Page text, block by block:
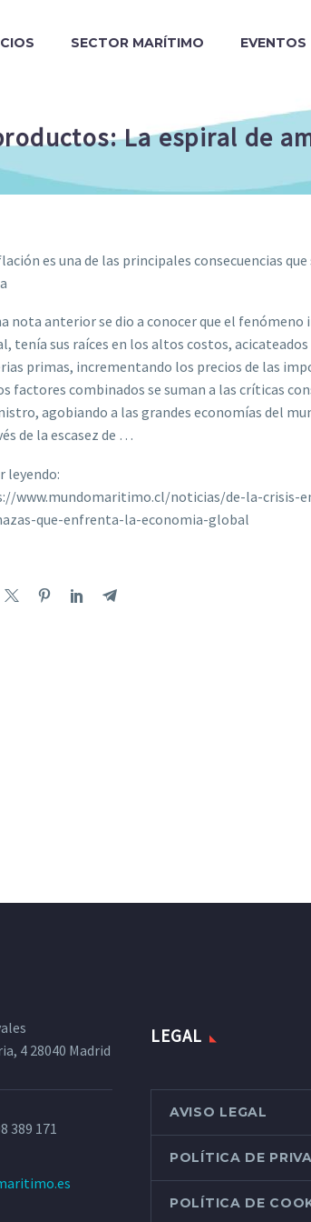
SECTOR MARÍTIMO EVENTOS
La espiral de
es una de las principales consecuencias
nota anterior se dio a conocer que el
tenía sus raíces en los altos costos,
primas, incrementando los precios de las
factores combinados se suman a las críticas
agobiando a las grandes economías del
de la escasez de …
leyendo:
www.mundomaritimo.cl/noticias/de-la-crisis-
que-enfrenta-la-economia-global
4 28040 Madrid
389 171
LEGAL
AVISO LEGAL
POLÍTICA DE
POLÍTICA DE